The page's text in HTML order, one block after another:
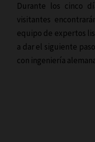
Durante los cinco
visitantes
equipo de expertos
a dar el siguiente
con ingeniería